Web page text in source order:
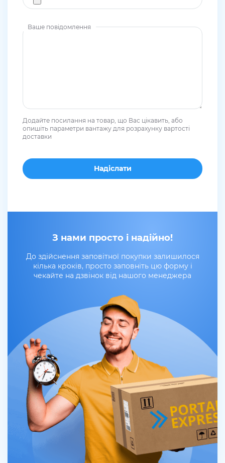
З нами просто і надійно!
До здійснення заповітної покупки залишилося
кілька кроків, просто заповніть цю форму і
чекайте на дзвінок від нашого менеджера
Ваше повідомлення
Додайте посилання на товар, що Вас цікавить, або
опишіть параметри вантажу для розрахунку вартості
доставки